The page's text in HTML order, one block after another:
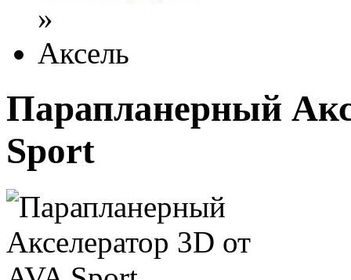
»
Aксель
Парапланерный
Sport